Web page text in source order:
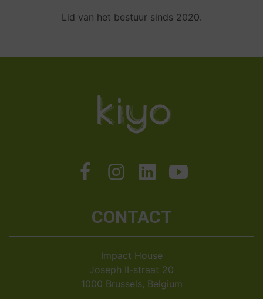
Lid van het bestuur sinds 2020.
CONTACT
Impact House
Joseph II-straat 20
1000 Brussels, Belgium